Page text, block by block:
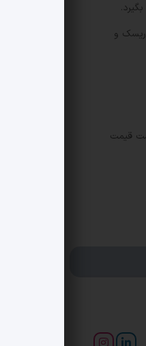
و سپس 1.58 دلار را مجددا پس بگیرد.
ریسک و
قیمت